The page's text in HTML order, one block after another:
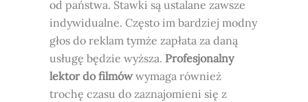
od państwa. Stawki są ustalane zawsze
indywidualne. Często im bardziej modny
głos do reklam tymże zapłata za daną
usługę będzie wyższa. Profesjonalny
lektor do filmówwymaga również
trochę czasu do zaznajomieni się z